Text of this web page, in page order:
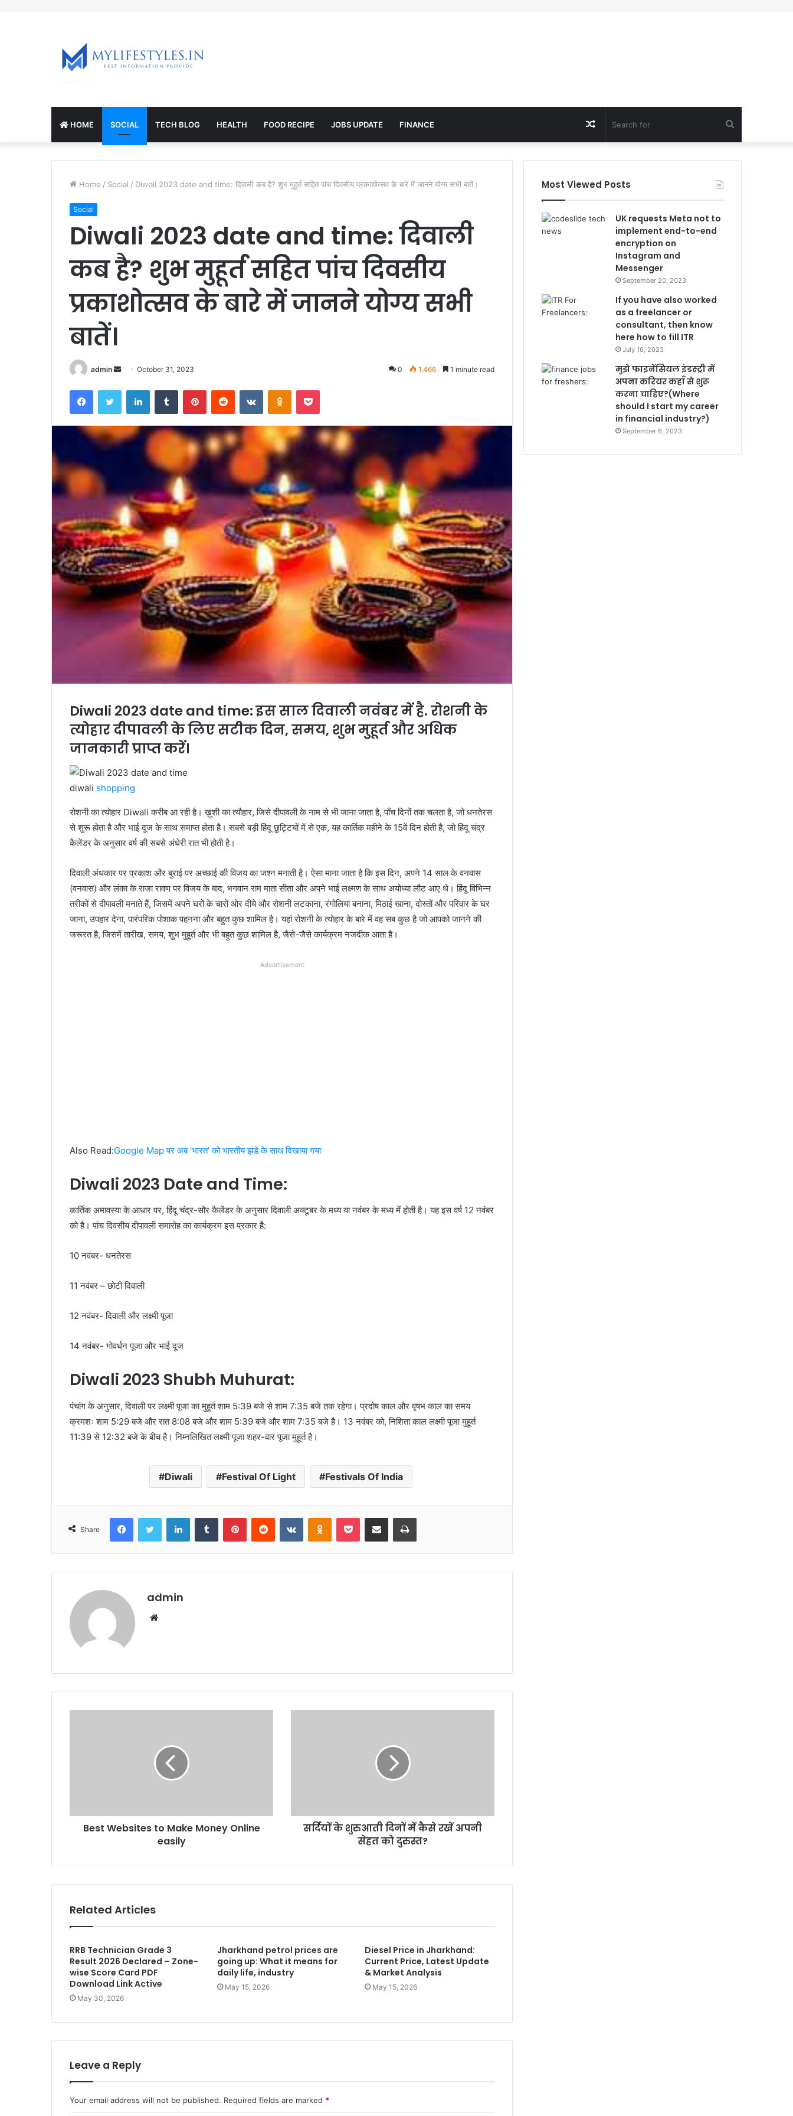
HOME SOCIAL TECH BLOG HEALTH FOOD RECIPE JOBS UPDATE FINANCE
for
Random
Article
Home / Social / Diwali 2023 date and time: दिवाली कब है? शुभ मुहूर्त सहित पांच दिवसीय प्रकाशोत्सव के बारे में जानने योग्य सभी बातें।
Social
Diwali 2023 date and time: दिवाली
कब है? शुभ मुहूर्त सहित पांच दिवसीय
प्रकाशोत्सव के बारे में जानने योग्य सभी
बातें।
admin
Send
email
October 31, 2023 0 1,466 1 minute read
FacebookTwitter LinkedInTumblr PinterestReddit VKontakteOdnoklassniki
Pocket
Diwali 2023 date and time: इस साल दिवाली नवंबर में है. रोशनी के
त्योहार दीपावली के लिए सटीक दिन, समय, शुभ मुहूर्त और अधिक
जानकारी प्राप्त करें।
diwali shopping
रोशनी का त्योहार Diwali करीब आ रही है। ख़ुशी का त्यौहार, जिसे दीपावली के नाम से भी जाना जाता है, पाँच दिनों तक चलता है, जो धनतेरस
से शुरू होता है और भाई दूज के साथ समाप्त होता है। सबसे बड़ी हिंदू छुट्टियों में से एक, यह कार्तिक महीने के 15वें दिन होती है, जो हिंदू चंद्र
कैलेंडर के अनुसार वर्ष की सबसे अंधेरी रात भी होती है।
दिवाली अंधकार पर प्रकाश और बुराई पर अच्छाई की विजय का जश्न मनाती है। ऐसा माना जाता है कि इस दिन, अपने 14 साल के वनवास
(वनवास) और लंका के राजा रावण पर विजय के बाद, भगवान राम माता सीता और अपने भाई लक्ष्मण के साथ अयोध्या लौट आए थे। हिंदू विभिन्न
तरीकों से दीपावली मनाते हैं, जिसमें अपने घरों के चारों ओर दीये और रोशनी लटकाना, रंगोलियां बनाना, मिठाई खाना, दोस्तों और परिवार के घर
जाना, उपहार देना, पारंपरिक पोशाक पहनना और बहुत कुछ शामिल है। यहां रोशनी के त्योहार के बारे में वह सब कुछ है जो आपको जानने की
जरूरत है, जिसमें तारीख, समय, शुभ मुहूर्त और भी बहुत कुछ शामिल है, जैसे-जैसे कार्यक्रम नजदीक आता है।
Advertisement
Also Read:Google Map पर अब ‘भारत’ को भारतीय झंडे के साथ दिखाया गया
Diwali 2023 Date and Time:
कार्तिक अमावस्या के आधार पर, हिंदू चंद्र-सौर कैलेंडर के अनुसार दिवाली अक्टूबर के मध्य या नवंबर के मध्य में होती है। यह इस वर्ष 12 नवंबर
को है। पांच दिवसीय दीपावली समारोह का कार्यक्रम इस प्रकार है:
10 नवंबर- धनतेरस
11 नवंबर – छोटी दिवाली
12 नवंबर- दिवाली और लक्ष्मी पूजा
14 नवंबर- गोवर्धन पूजा और भाई दूज
Diwali 2023 Shubh Muhurat:
पंचांग के अनुसार, दिवाली पर लक्ष्मी पूजा का मुहूर्त शाम 5:39 बजे से शाम 7:35 बजे तक रहेगा। प्रदोष काल और वृषभ काल का समय
क्रमशः शाम 5:29 बजे और रात 8:08 बजे और शाम 5:39 बजे और शाम 7:35 बजे है। 13 नवंबर को, निशिता काल लक्ष्मी पूजा मुहूर्त
11:39 से 12:32 बजे के बीच है। निम्नलिखित लक्ष्मी पूजा शहर-वार पूजा मुहूर्त है।
Diwali Festival Of Light Festivals Of India
Share
FacebookTwitter LinkedInTumblr PinterestReddit VKontakteOdnoklassniki
Pocket Share via Email Print
admin
Website
Best Websites to Make Money Online
easily
सर्दियों के शुरुआती दिनों में कैसे रखें अपनी
सेहत को दुरुस्त?
Related Articles
RRB Technician Grade 3
Result 2026 Declared – Zone-
wise Score Card PDF
Download Link Active
May 30, 2026
Jharkhand petrol prices are
going up: What it means for
daily life, industry
May 15, 2026
Diesel Price in Jharkhand:
Current Price, Latest Update
& Market Analysis
May 15, 2026
Leave a Reply
Your email address will not be published. Required fields are marked *
Most Viewed Posts
UK requests Meta not to
implement end-to-end
encryption on
Instagram and
Messenger
September 20, 2023
If you have also worked
as a freelancer or
consultant, then know
here how to fill ITR
July 16, 2023
मुझे फाइनेंसियल इंडस्ट्री में
अपना करियर कहाँ से शुरू
करना चाहिए?(Where
should I start my career
in financial industry?)
September 6, 2023